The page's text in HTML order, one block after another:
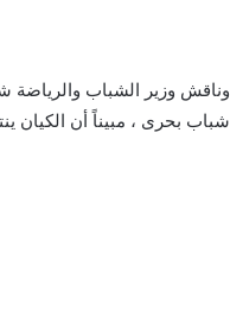
وناقش وزير الشباب والرياضة
شباب بحرى ، مبيناً أن الكيان